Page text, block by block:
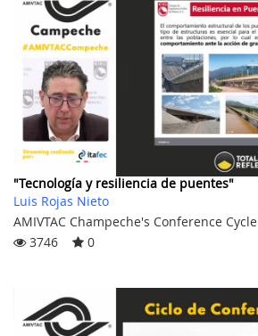
"Tecnología y resiliencia de puentes"
Luis Rojas Nieto
AMIVTAC Champeche's Conference Cycle
3746
0